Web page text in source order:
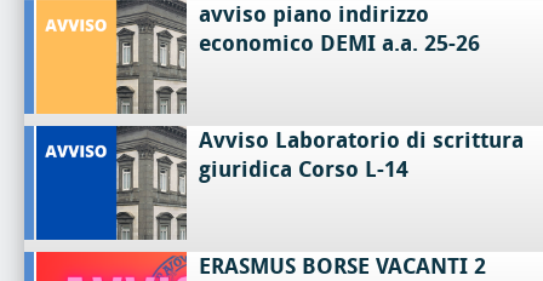
avviso piano indirizzo
economico DEMI a.a. 25-26
Avviso Laboratorio di scrittura
giuridica Corso L-14
ERASMUS BORSE VACANTI 2